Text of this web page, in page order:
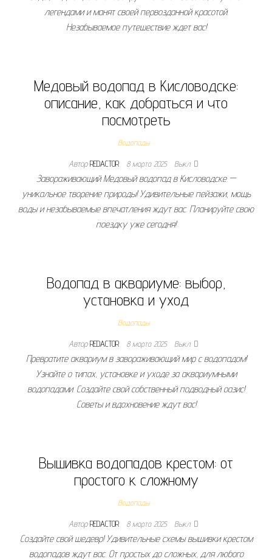
легендами и манят своей первозданной красотой.
Незабываемое путешествие ждет вас!
Медовый водопад в Кисловодске:
описание, как добраться и что
посмотреть
Водопады
АвторREDACTOR 8 марта 2025 Выкл.
Завораживающий Медовый водопад в Кисловодске —
уникальное творение природы! Удивительные пейзажи, мощь
воды и незабываемые впечатления ждут вас. Планируйте свою
поездку уже сегодня!
Водопад в аквариуме: выбор,
установка и уход
Водопады
АвторREDACTOR 8 марта 2025 Выкл.
Превратите аквариум в завораживающий мир с водопадом!
Узнайте о типах, установке и уходе за аквариумными
водопадами. Создайте свой собственный подводный оазис!
Советы и вдохновение ждут вас!
Вышивка водопадов крестом: от
простого к сложному
Водопады
АвторREDACTOR 8 марта 2025 Выкл.
Создайте свой шедевр! Удивительные схемы вышивки крестом
водопадов ждут вас. От простых до сложных, для любого